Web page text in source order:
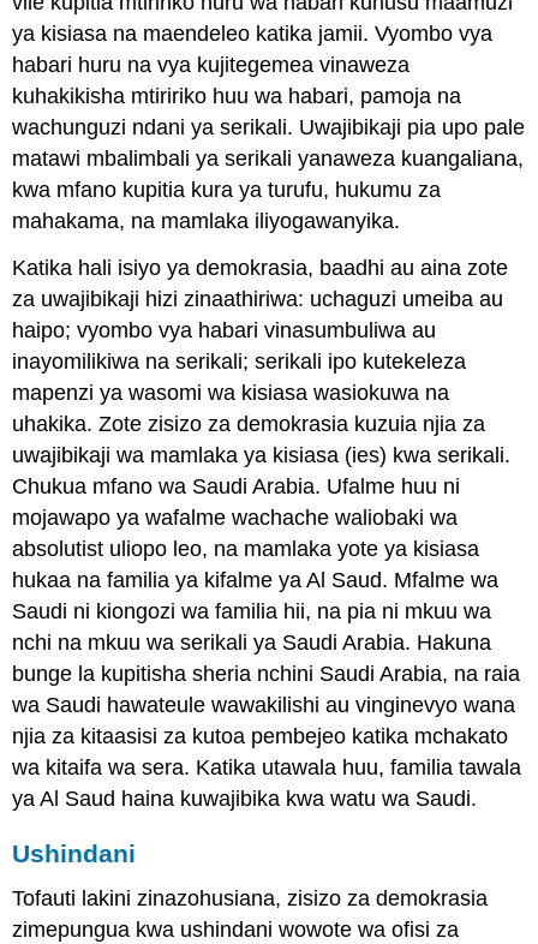
ya kisiasa na maendeleo katika jamii. Vyombo vya
habari huru na vya kujitegemea vinaweza
kuhakikisha mtiririko huu wa habari, pamoja na
wachunguzi ndani ya serikali. Uwajibikaji pia upo pale
matawi mbalimbali ya serikali yanaweza kuangaliana,
kwa mfano kupitia kura ya turufu, hukumu za
mahakama, na mamlaka iliyogawanyika.
Katika hali isiyo ya demokrasia, baadhi au aina zote
za uwajibikaji hizi zinaathiriwa: uchaguzi umeiba au
haipo; vyombo vya habari vinasumbuliwa au
inayomilikiwa na serikali; serikali ipo kutekeleza
mapenzi ya wasomi wa kisiasa wasiokuwa na
uhakika. Zote zisizo za demokrasia kuzuia njia za
uwajibikaji wa mamlaka ya kisiasa (ies) kwa serikali.
Chukua mfano wa Saudi Arabia. Ufalme huu ni
mojawapo ya wafalme wachache waliobaki wa
absolutist uliopo leo, na mamlaka yote ya kisiasa
hukaa na familia ya kifalme ya Al Saud. Mfalme wa
Saudi ni kiongozi wa familia hii, na pia ni mkuu wa
nchi na mkuu wa serikali ya Saudi Arabia. Hakuna
bunge la kupitisha sheria nchini Saudi Arabia, na raia
wa Saudi hawateule wawakilishi au vinginevyo wana
njia za kitaasisi za kutoa pembejeo katika mchakato
wa kitaifa wa sera. Katika utawala huu, familia tawala
ya Al Saud haina kuwajibika kwa watu wa Saudi.
Ushindani
Tofauti lakini zinazohusiana, zisizo za demokrasia
zimepungua kwa ushindani wowote wa ofisi za